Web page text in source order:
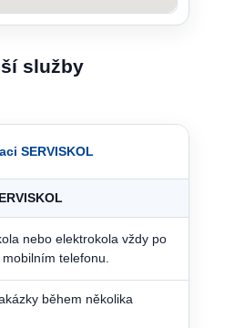
služby
nebo elektrokola vždy po
telefonu.
během několika